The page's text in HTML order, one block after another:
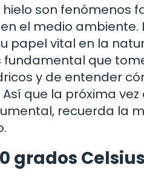
son fenómenos
el medio
vital en la
que
y de entender
que la próxima
recuerda la
grados